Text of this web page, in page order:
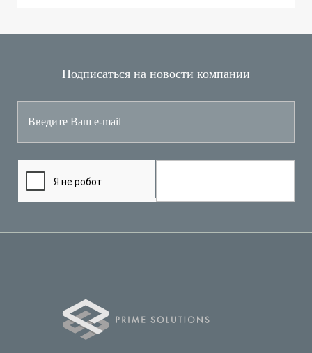
Подписаться на новости компании